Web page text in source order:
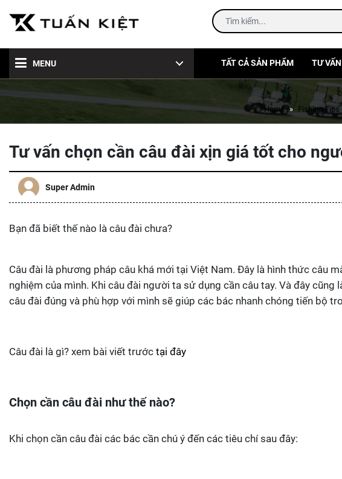
MENU TẤT CẢ SẢN PHẨM TƯ
Home Fishing Tips
Tư vấn chọn cần câu đài xịn giá tốt cho
Super Admin
Bạn đã biết thế nào là câu đài chưa?
Câu đài là phương pháp câu khá mới tại Việt Nam. Đây là hình thức câu
nghiệm của mình. Khi câu đài người ta sử dụng cần câu tay. Và đây cũng
câu đài đúng và phù hợp với mình sẽ giúp các bác nhanh chóng tiến bộ
Câu đài là gì? xem bài viết trước tại đây
Chọn cần câu đài như thế nào?
Khi chọn cần câu đài các bác cần chú ý đến các tiêu chí sau đây: